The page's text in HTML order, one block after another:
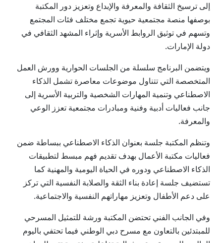
إلى ترسيخ الثقافة والمعرفة والإبداع وتعزيز دور المكتبة
بوصفها منصة مجتمعية حيوية تجمع مختلف فئات المجتمع
وتسهم في توثيق الروابط الأسرية وإثراء المشهد الثقافي في
دولة الإمارات.
ويتضمن البرنامج سلسلة من الجلسات الحوارية وورش العمل
المتخصصة التي تتناول موضوعات معاصرة تشمل الذكاء
الاصطناعي وتنمية المهارات الشخصية والتربية الأسرية إلى
جانب فعاليات أدبية وفنية ومبادرات مجتمعية تعزز الوعي
والمعرفة.
وتنظم المكتبة جلسة بعنوان الذكاء الاصطناعي ببساطة ضمن
فعاليات مكتبة الأعمال بهدف تقديم فهم مبسط لتطبيقات
الذكاء الاصطناعي ودوره في الحياة اليومية والمهنية كما
تستضيف جلسة إعادة بناء الثقة والصلابة النفسية التي تركز
على دعم الأطفال وتعزيز مهاراتهم النفسية والاجتماعية.
وفي الجانب الفني تحتضن المكتبة ورشة للتمثيل المسرحي
للمبتدئين بالتعاون مع مسرح دبي الوطني فيما تحتفي باليوم